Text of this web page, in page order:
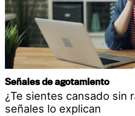
Señales de agotamiento
¿Te sientes cansado sin
señales lo explican